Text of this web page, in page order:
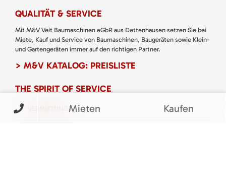
QUALITÄT & SERVICE
Mit M&V Veit Baumaschinen eGbR aus Dettenhausen setzen Sie bei
Miete, Kauf und Service von Baumaschinen, Baugeräten sowie Klein-
und Gartengeräten immer auf den richtigen Partner.
> M&V KATALOG: PREISLISTE
THE SPIRIT OF SERVICE
Mieten Kaufen